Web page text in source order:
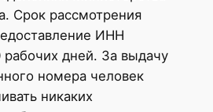
Срок рассмотрения
ИНН
рабочих дней. За выдачу
номера человек
никаких